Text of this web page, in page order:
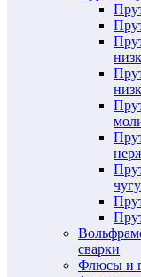
сварки
Флюсы и